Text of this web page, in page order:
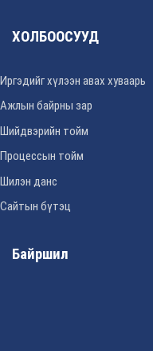
ХОЛБООСУУД
Иргэдийг хүлээн авах хуваарь
Ажлын байрны зар
Шийдвэрийн тойм
Процессын тойм
Шилэн данс
Сайтын бүтэц
Байршил